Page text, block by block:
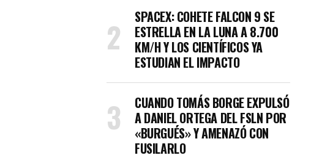
SPACEX: COHETE FALCON 9 SE
ESTRELLA EN LA LUNA A 8.700
KM/H Y LOS CIENTÍFICOS YA
ESTUDIAN EL IMPACTO
CUANDO TOMÁS BORGE EXPULSÓ
A DANIEL ORTEGA DEL FSLN POR
«BURGUÉS» Y AMENAZÓ CON
FUSILARLO